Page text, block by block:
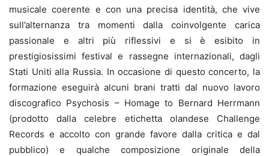
musicale coerente e con una precisa identità, che vive
sull’alternanza tra momenti dalla coinvolgente carica
passionale e altri più riflessivi e si è esibito in
prestigiosissimi festival e rassegne internazionali, dagli
Stati Uniti alla Russia. In occasione di questo concerto, la
formazione eseguirà alcuni brani tratti dal nuovo lavoro
discografico Psychosis – Homage to Bernard Herrmann
(prodotto dalla celebre etichetta olandese Challenge
Records e accolto con grande favore dalla critica e dal
pubblico) e qualche composizione originale della